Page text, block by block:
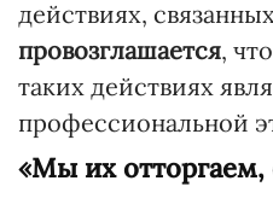
действиях,
провозглашается,
таких действиях
профессиональной
«Мы их отторгаем,